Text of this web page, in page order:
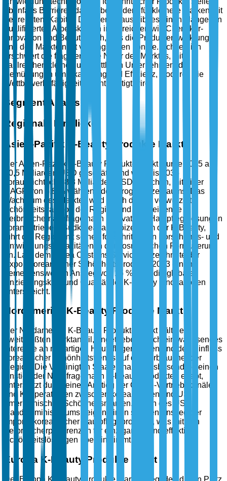
ebenfalls Barrieren dar, insbesondere für kleinere Marken mit
begrenztem Kapital. Darüber hinaus gibt es einen Mangel an
qualifizierten Arbeitskräften in Bereichen wie Chemiker-
Innovation und Beauty-Tech, was die Produktentwicklung
und den Markteintritt verlangsamen könnte. Schließlich
erschwert die fragmentierte Natur des Marktes, mit
zahlreichen kleinen und mittleren Unternehmen, die
Bemühungen um Skalierung und Effizienz, wodurch die
Wettbewerbsfähigkeit beeinträchtigt wird.
Segment Analysis
Regionale Einblicke
Asien-Pazifik K-Beauty Produkte Markt
Der Asien-Pazifik K-Beauty Produkte Markt wurde 2025 auf
10,5 Milliarden USD geschätzt und wird bis 2035
voraussichtlich 18,8 Milliarden USD erreichen, mit einer
CAGR von 5,8 % während des Prognosezeitraums. Das
Wachstum des Marktes wird durch die tief verwurzelte
Schönheitstradition der Region und die steigende
Verbrauchernachfrage nach innovativen Hautpflegelösungen
vorangetrieben. Südkorea, als Epizentrum der K-Beauty,
führt die Region mit seinen fortschrittlichen Forschungs- und
Entwicklungskapazitäten in der kosmetischen Formulierung
an. Laut dem Korea Customs Service verzeichnete der
Export koreanischer Schönheitsprodukte 2023 einen
bemerkenswerten Anstieg von 15 %, was die globale
Anziehungskraft und Qualität der K-Beauty Innovationen
unterstreicht.
Nordamerika K-Beauty Produkte Markt
Der Nordamerika K-Beauty Produkte Markt hält den
zweitgrößten Marktanteil, angetrieben durch ein wachsendes
Interesse an neuartigen Hautpflegeroutinen und den Einfluss
koreanischer Schönheitstrends auf die Verbraucher der
Region. Die Vereinigten Staaten haben insbesondere einen
Anstieg der Nachfrage nach K-Beauty Produkten erlebt,
unterstützt durch einen Anstieg der Online-Vertriebskanäle
und Kooperationen zwischen koreanischen und US-
amerikanischen Schönheitsmarken. Daten des US-
Handelsministeriums zeigen einen stetigen Anstieg der
Importe koreanischer Hautpflegeprodukte, was mit den
Verbraucherpräferenzen für einzigartige und effektive
Schönheitslösungen übereinstimmt.
Europa K-Beauty Produkte Markt
Der Europa K-Beauty Produkte Markt belegt den dritten Platz